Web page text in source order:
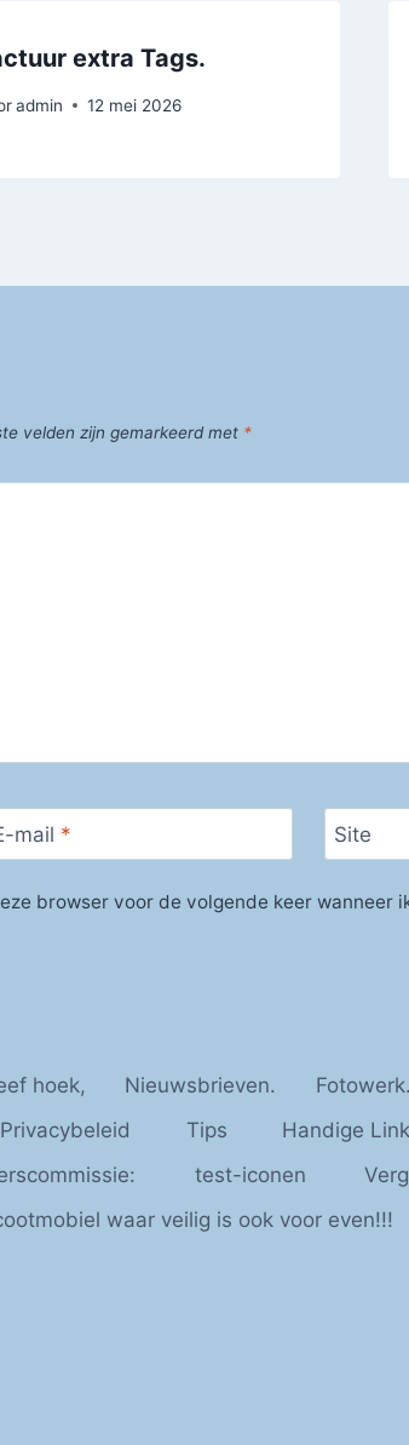
extra Tags.
admin 12 mei 2026
velden zijn gemarkeerd met *
mail * Site
browser voor de volgende keer wanneer
hoek, Nieuwsbrieven. Fotowerk.
Privacybeleid Tips Handige
test-iconen
waar veilig is ook voor even!!!